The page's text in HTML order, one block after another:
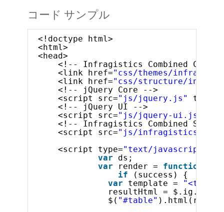
コード サンプル
<!doctype html>
<html>
<head>
<!-- Infragistics Combined CSS --
<link href="css/themes/
<link href="css/structure/
<!-- jQuery Core -->
<script src="js/jquery.js" type=
<!-- jQuery UI -->
<script src="js/jquery-ui.js"
<!-- Infragistics Combined
<script src="js/
<script type="text/javascript"
var
ds;
var
render = function
if
(success) {
var
template =
resultHtml =
$( "#table"